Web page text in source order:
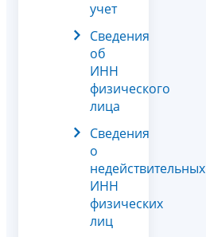
учет
Сведения
об
ИНН
физического
лица
Сведения
о
недействительных
ИНН
физических
лиц